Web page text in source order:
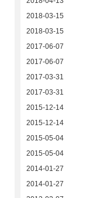
2018-03-15
2018-03-15
2017-06-07
2017-06-07
2017-03-31
2017-03-31
2015-12-14
2015-12-14
2015-05-04
2015-05-04
2014-01-27
2014-01-27